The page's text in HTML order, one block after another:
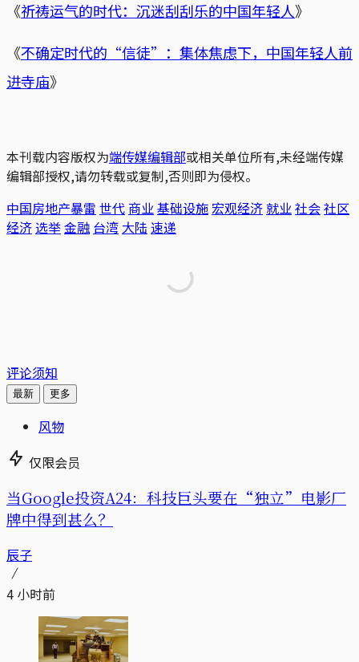
《祈祷运气的时代：沉迷刮刮乐的中国年轻人》
《不确定时代的“信徒”：集体焦虑下，中国年轻人前
进寺庙》
本刊载内容版权为端传媒编辑部或相关单位所有,未经端传媒
编辑部授权,请勿转载或复制,否则即为侵权。
中国房地产暴雷 世代 商业 基础设施 宏观经济就业 社会社区
经济选举金融 台湾 大陆 速递
评论须知
最新 更多
风物
仅限会员
当Google投资A24：科技巨头要在“独立”电影厂
牌中得到甚么？
辰子
4 小时前